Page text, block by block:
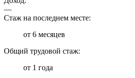
—
Стаж на последнем месте:
от 6 месяцев
Общий трудовой стаж:
от 1 года